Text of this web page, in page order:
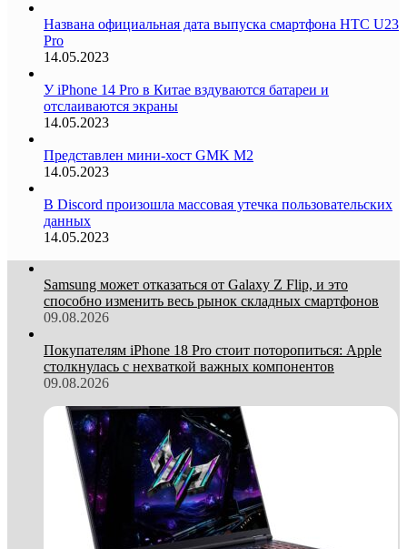
Названа официальная дата выпуска смартфона HTC U23
Pro
14.05.2023
У iPhone 14 Pro в Китае вздуваются батареи и
отслаиваются экраны
14.05.2023
Представлен мини-хост GMK M2
14.05.2023
В Discord произошла массовая утечка пользовательских
данных
14.05.2023
Samsung может отказаться от Galaxy Z Flip, и это
способно изменить весь рынок складных смартфонов
09.08.2026
Покупателям iPhone 18 Pro стоит поторопиться: Apple
столкнулась с нехваткой важных компонентов
09.08.2026